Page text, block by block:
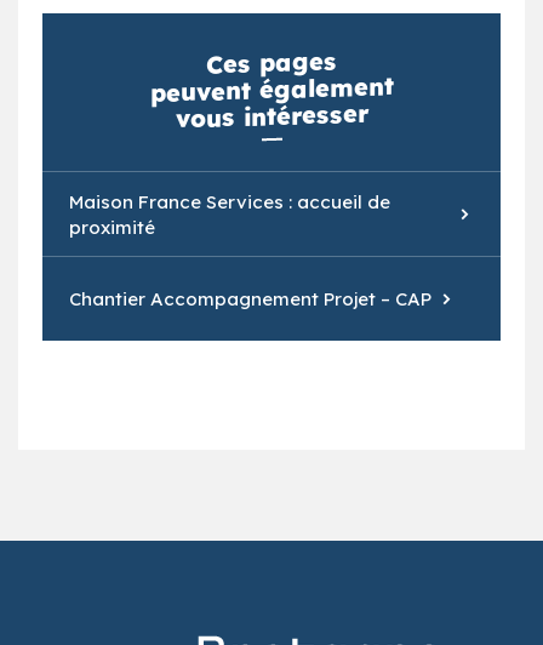
Ces pages
peuvent également
vous intéresser
Maison France Services : accueil de
proximité
Chantier Accompagnement Projet – CAP